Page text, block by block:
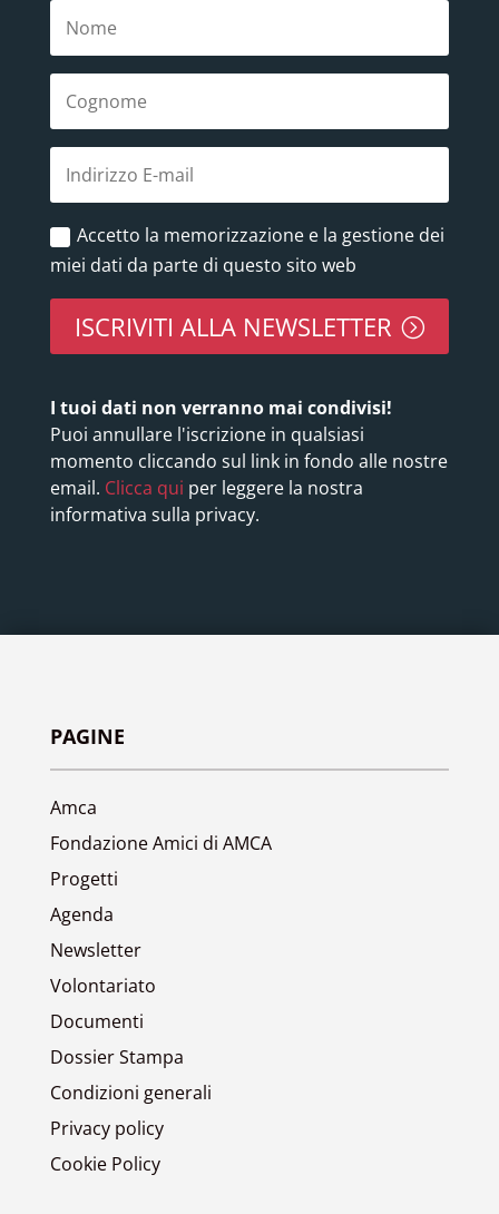
Accetto la memorizzazione e la gestione dei
miei dati da parte di questo sito web
ISCRIVITI ALLA NEWSLETTER
I tuoi dati non verranno mai condivisi!
Puoi annullare l'iscrizione in qualsiasi
momento cliccando sul link in fondo alle nostre
email. Clicca qui per leggere la nostra
informativa sulla privacy.
PAGINE
Amca
Fondazione Amici di AMCA
Progetti
Agenda
Newsletter
Volontariato
Documenti
Dossier Stampa
Condizioni generali
Privacy policy
Cookie Policy